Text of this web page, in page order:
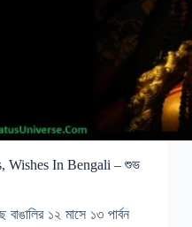
Wishes In Bengali – শুভ
১২ মাসে ১৩ পার্বন